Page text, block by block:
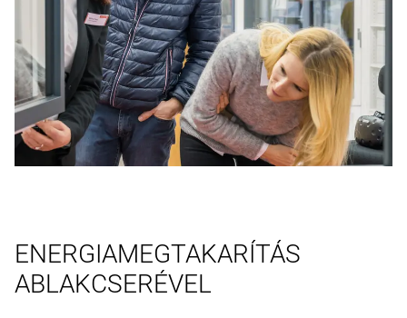
ENERGIAMEGTAKARÍTÁS
ABLAKCSERÉVEL